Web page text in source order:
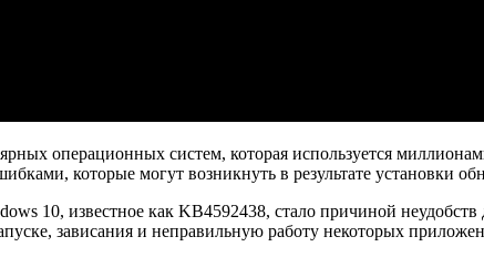
операционных систем, которая используется
которые могут возникнуть в результате установки
10, известное как KB4592438, стало причиной
зависания и неправильную работу некоторых